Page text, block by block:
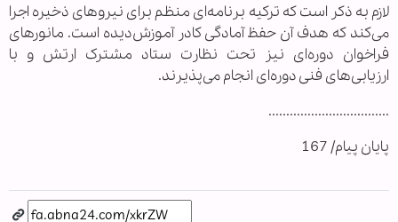
لازم به ذکر است که ترکیه برنامه‌ای منظم برای نیروهای ذخیره اجرا
می‌کند که هدف آن حفظ آمادگی کادر آموزش‌دیده است. مانورهای
فراخوان دوره‌ای نیز تحت نظارت ستاد مشترک ارتش و با
ارزیابی‌های فنی دوره‌ای انجام می‌پذیرند.
..................................
پایان پیام/ 167